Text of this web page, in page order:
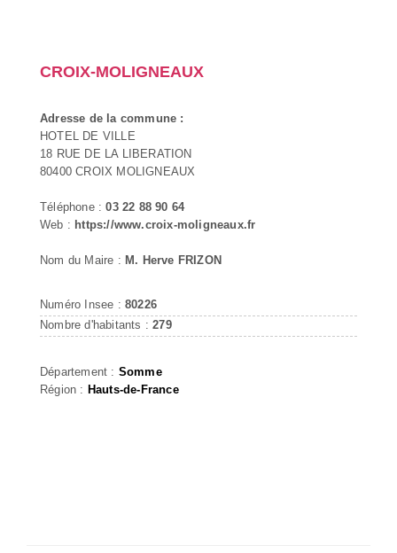
CROIX-MOLIGNEAUX
Adresse de la commune :
HOTEL DE VILLE
18 RUE DE LA LIBERATION
80400 CROIX MOLIGNEAUX
Téléphone :03 22 88 90 64
Web : https://www.croix-moligneaux.fr
Nom du Maire : M. Herve FRIZON
Numéro Insee : 80226
Nombre d'habitants :279
Département : Somme
Région : Hauts-de-France